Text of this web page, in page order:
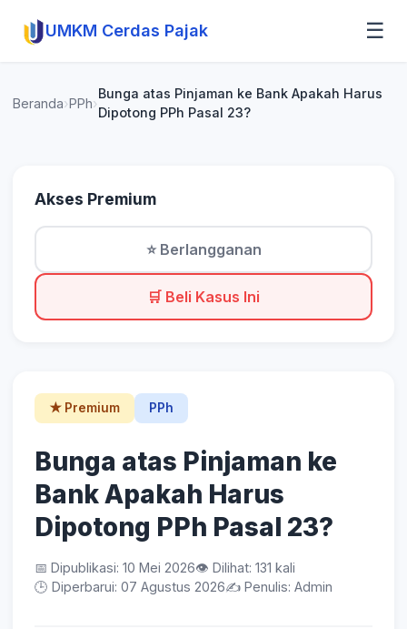
UMKM Cerdas Pajak ☰
Beranda›PPh›
Bunga atas Pinjaman ke Bank Apakah Harus
Dipotong PPh Pasal 23?
★ Premium PPh
Bunga atas Pinjaman ke
Bank Apakah Harus
Dipotong PPh Pasal 23?
📅 Dipublikasi: 10 Mei 2026👁️ Dilihat: 131 kali
🕒 Diperbarui: 07 Agustus 2026✍️ Penulis: Admin
Akses Premium
⭐ Berlangganan
🛒 Beli Kasus Ini